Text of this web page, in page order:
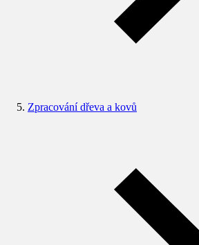
Zpracování dřeva a kovů